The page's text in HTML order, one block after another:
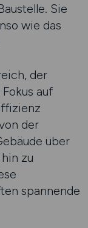
Sie
wie das
der
auf
der
über
zu
spannende